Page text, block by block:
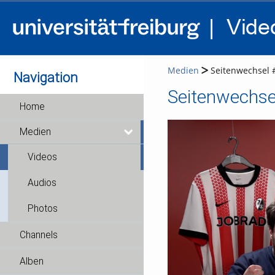
Navigation
Home
Medien
Videos
Audios
Photos
Channels
Alben
Medien Seitenwechsel